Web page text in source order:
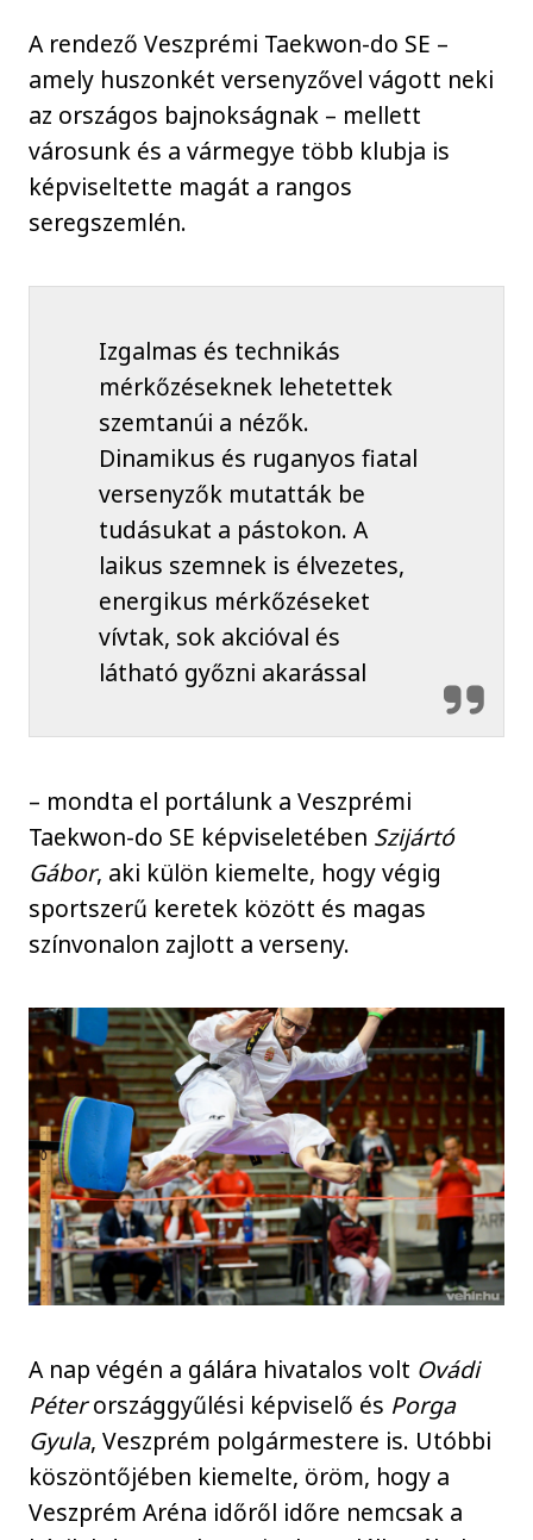
A rendező Veszprémi Taekwon-do SE –
amely huszonkét versenyzővel vágott neki
az országos bajnokságnak – mellett
városunk és a vármegye több klubja is
képviseltette magát a rangos
seregszemlén.
Izgalmas és technikás
mérkőzéseknek lehetettek
szemtanúi a nézők.
Dinamikus és ruganyos fiatal
versenyzők mutatták be
tudásukat a pástokon. A
laikus szemnek is élvezetes,
energikus mérkőzéseket
vívtak, sok akcióval és
látható győzni akarással
– mondta el portálunk a Veszprémi
Taekwon-do SE képviseletében Szijártó
Gábor, aki külön kiemelte, hogy végig
sportszerű keretek között és magas
színvonalon zajlott a verseny.
A nap végén a gálára hivatalos volt Ovádi
Péterországgyűlési képviselő és Porga
Gyula, Veszprém polgármestere is. Utóbbi
köszöntőjében kiemelte, öröm, hogy a
Veszprém Aréna időről időre nemcsak a